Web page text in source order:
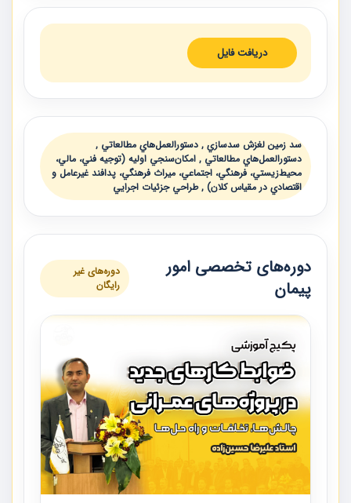
دریافت فایل
سد زمين لغزش سدسازي , دستورالعمل‌هاي مطالعاتي ,
دستورالعمل‌هاي مطالعاتي , امكان‌سنجي اوليه (توجيه فني، مالي،
محيط‌زيستي، فرهنگي، اجتماعي، ميراث فرهنگي، پدافند غيرعامل و
اقتصادي در مقياس كلان) , طراحي جزئيات اجرايي
دوره‌های تخصصی امور
پیمان
دوره‌های غیر
رایگان